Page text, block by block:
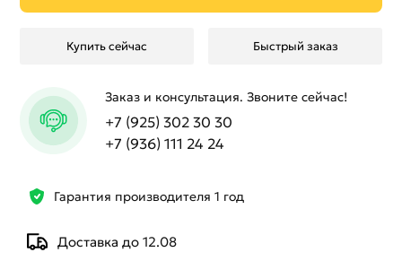
Гарантия производителя 1 год
Доставка до 12.08
Купить сейчас Быстрый заказ
Заказ и консультация. Звоните сейчас!
+7 (925) 302 30 30
+7 (936) 111 24 24